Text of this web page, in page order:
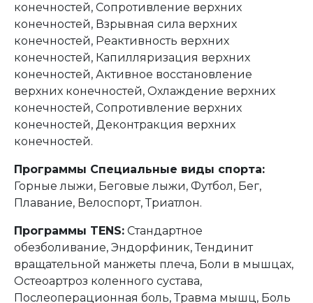
конечностей, Сопротивление верхних
конечностей, Взрывная сила верхних
конечностей, Реактивность верхних
конечностей, Капилляризация верхних
конечностей, Активное восстановление
верхних конечностей, Охлаждение верхних
конечностей, Сопротивление верхних
конечностей, Деконтракция верхних
конечностей.
Программы Специальные виды спорта:
Горные лыжи, Беговые лыжи, Футбол, Бег,
Плавание, Велоспорт, Триатлон.
Программы TENS: Стандартное
обезболивание, Эндорфиник, Тендинит
вращательной манжеты плеча, Боли в мышцах,
Остеоартроз коленного сустава,
Послеоперационная боль, Травма мышц, Боль